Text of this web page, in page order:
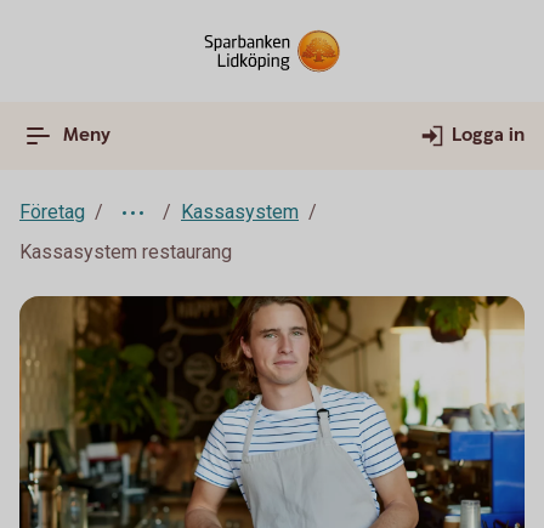
Meny Logga in
Företag
Kassasystem
Kassasystem restaurang